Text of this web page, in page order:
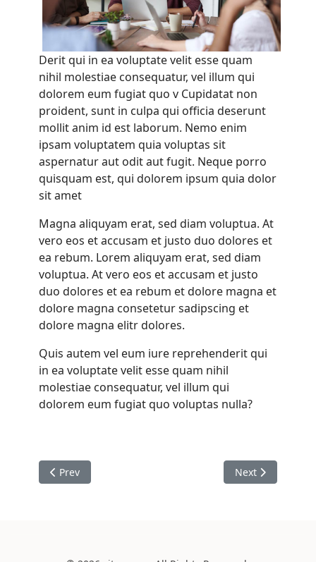
Derit qui in ea voluptate velit esse quam
nihil molestiae consequatur, vel illum qui
dolorem eum fugiat quo v Cupidatat non
proident, sunt in culpa qui officia deserunt
mollit anim id est laborum. Nemo enim
ipsam voluptatem quia voluptas sit
aspernatur aut odit aut fugit. Neque porro
quisquam est, qui dolorem ipsum quia dolor
sit amet
Magna aliquyam erat, sed diam voluptua. At
vero eos et accusam et justo duo dolores et
ea rebum. Lorem aliquyam erat, sed diam
voluptua. At vero eos et accusam et justo
duo dolores et ea rebum et dolore magna et
dolore magna consetetur sadipscing et
dolore magna elitr dolores.
Quis autem vel eum iure reprehenderit qui
in ea voluptate velit esse quam nihil
molestiae consequatur, vel illum qui
dolorem eum fugiat quo voluptas nulla?
Previous article: Metavers aut fugit
Prev Next article:
Next